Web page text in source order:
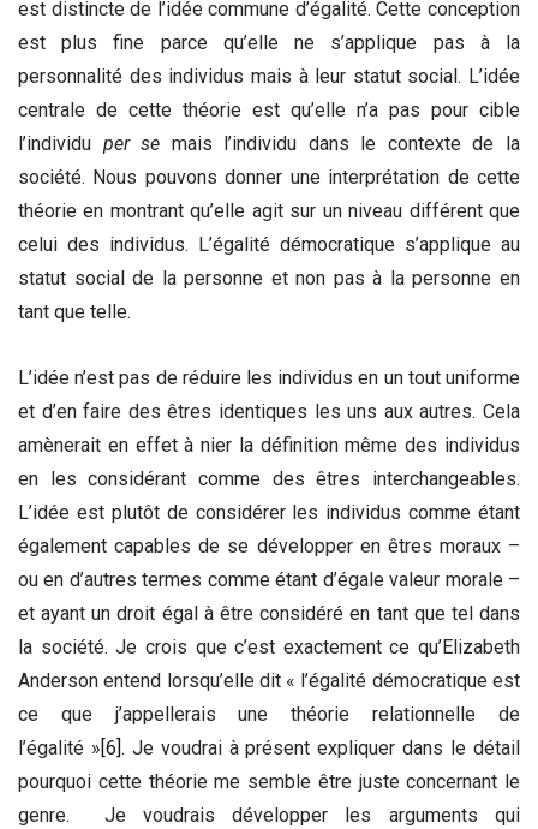
est distincte de l’idée commune d’égalité. Cette conception
est plus fine parce qu’elle ne s’applique pas à la
personnalité des individus mais à leur statut social. L’idée
centrale de cette théorie est qu’elle n’a pas pour cible
l’individu per se mais l’individu dans le contexte de la
société. Nous pouvons donner une interprétation de cette
théorie en montrant qu’elle agit sur un niveau différent que
celui des individus. L’égalité démocratique s’applique au
statut social de la personne et non pas à la personne en
tant que telle.
L’idée n’est pas de réduire les individus en un tout uniforme
et d’en faire des êtres identiques les uns aux autres. Cela
amènerait en effet à nier la définition même des individus
en les considérant comme des êtres interchangeables.
L’idée est plutôt de considérer les individus comme étant
également capables de se développer en êtres moraux –
ou en d’autres termes comme étant d’égale valeur morale –
et ayant un droit égal à être considéré en tant que tel dans
la société. Je crois que c’est exactement ce qu’Elizabeth
Anderson entend lorsqu’elle dit « l’égalité démocratique est
ce que j’appellerais une théorie relationnelle de
l’égalité » [6] . Je voudrai à présent expliquer dans le détail
pourquoi cette théorie me semble être juste concernant le
genre. Je voudrais développer les arguments qui